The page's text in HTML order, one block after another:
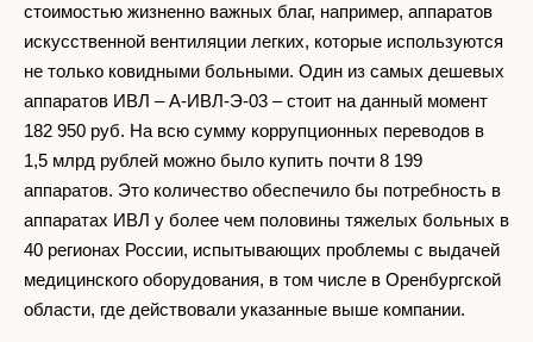
стоимостью жизненно важных благ, например, аппаратов
искусственной вентиляции легких, которые используются
не только ковидными больными. Один из самых дешевых
аппаратов ИВЛ – А-ИВЛ-Э-03 – стоит на данный момент
182 950 руб. На всю сумму коррупционных переводов в
1,5 млрд рублей можно было купить почти 8 199
аппаратов. Это количество обеспечило бы потребность в
аппаратах ИВЛ у более чем половины тяжелых больных в
40 регионах России, испытывающих проблемы с выдачей
медицинского оборудования, в том числе в Оренбургской
области, где действовали указанные выше компании.